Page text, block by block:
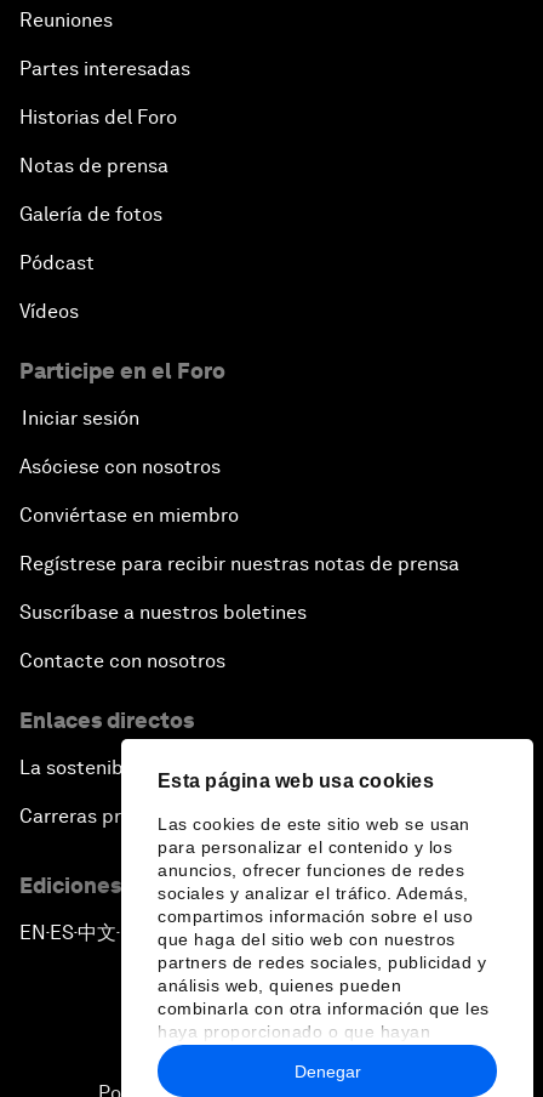
Esta página web usa cookies
Las cookies de este sitio web se usan
para personalizar el contenido y los
anuncios, ofrecer funciones de redes
sociales y analizar el tráfico. Además,
compartimos información sobre el uso
que haga del sitio web con nuestros
partners de redes sociales, publicidad y
análisis web, quienes pueden
combinarla con otra información que les
haya proporcionado o que hayan
recopilado a partir del uso que haya
hecho de sus servicios.
Denegar
Reuniones
Partes interesadas
Historias del Foro
Notas de prensa
Galería de fotos
Pódcast
Vídeos
Participe en el Foro
Iniciar sesión
Asóciese con nosotros
Conviértase en miembro
Regístrese para recibir nuestras notas de prensa
Suscríbase a nuestros boletines
Contacte con nosotros
Enlaces directos
La sostenibilidad en el Foro
Carreras profesionales
Ediciones en otros idiomas
EN ▪ES▪中文▪ 日本語